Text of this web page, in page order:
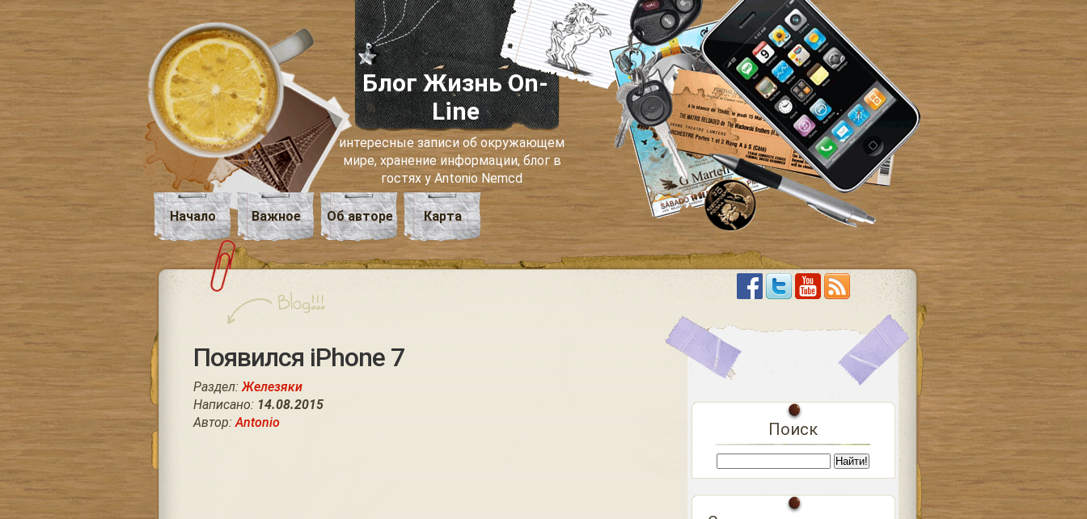
Блог Жизнь On-
Line
интересные записи об окружающем
мире, хранение информации, блог в
гостях у Antonio Nemcd
Начало Важное Об авторе Карта
Появился iPhone 7
Раздел:Железяки
Написано: 14.08.2015
Автор:Antonio Поиск